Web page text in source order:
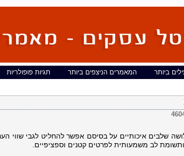
ביותר המאמרים הניצפים ביותר תגיות פופולריות
שלבים איכותיים על בסיסם אפשר להחליט לגבי שווי
לב משמעותית לפרטים קטנים וספציפיים.